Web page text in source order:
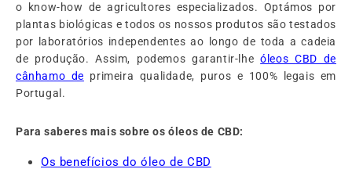
o know-how de agricultores especializados. Optámos por
plantas biológicas e todos os nossos produtos são testados
por laboratórios independentes ao longo de toda a cadeia
de produção. Assim, podemos garantir-lheóleosCBD de
cânhamo de primeira qualidade, puros e 100% legais em
Portugal.
Para saberes mais sobre os óleos de CBD:
Os benefícios do óleo de CBD